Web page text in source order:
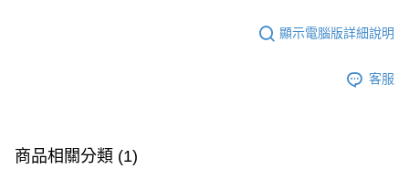
顯示電腦版詳細說明
客服
商品相關分類 (1)